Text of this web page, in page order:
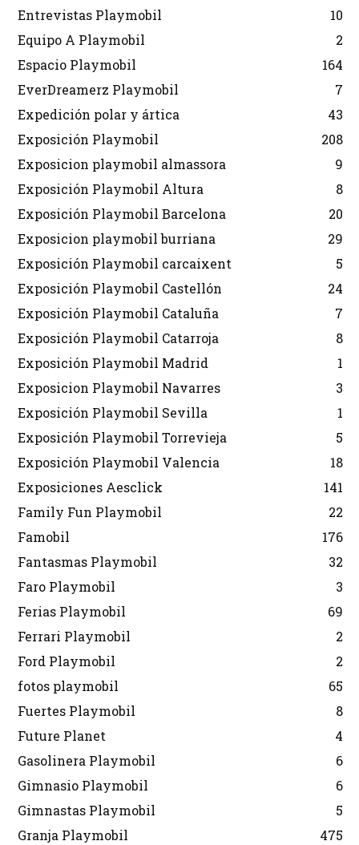
Entrevistas Playmobil
10
Equipo A Playmobil
2
Espacio Playmobil
164
EverDreamerz Playmobil
7
Expedición polar y ártica
43
Exposición Playmobil
208
Exposicion playmobil almassora
9
Exposición Playmobil Altura
8
Exposición Playmobil Barcelona
20
Exposicion playmobil burriana
29
Exposición Playmobil carcaixent
5
Exposición Playmobil Castellón
24
Exposición Playmobil Cataluña
7
Exposición Playmobil Catarroja
8
Exposición Playmobil Madrid
1
Exposicion Playmobil Navarres
3
Exposición Playmobil Sevilla
1
Exposición Playmobil Torrevieja
5
Exposición Playmobil Valencia
18
Exposiciones Aesclick
141
Family Fun Playmobil
22
Famobil
176
Fantasmas Playmobil
32
Faro Playmobil
3
Ferias Playmobil
69
Ferrari Playmobil
2
Ford Playmobil
2
fotos playmobil
65
Fuertes Playmobil
8
Future Planet
4
Gasolinera Playmobil
6
Gimnasio Playmobil
6
Gimnastas Playmobil
5
Granja Playmobil
475